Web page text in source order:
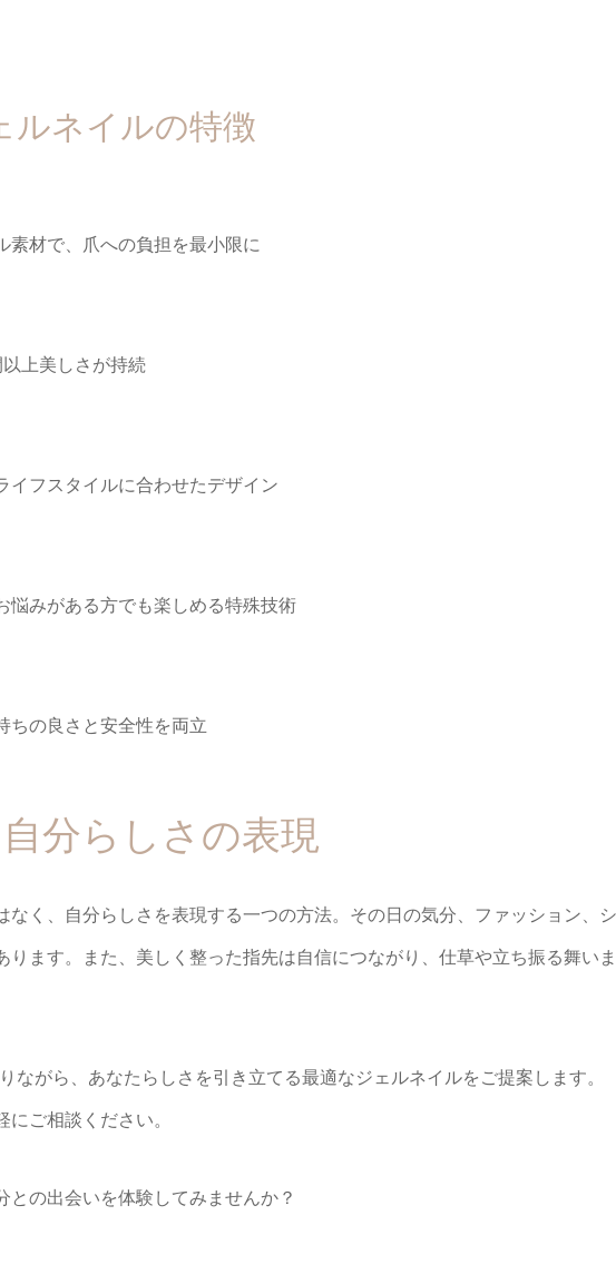
ルネイルの特徴
素材で、爪への負担を最小限に
上美しさが持続
イフスタイルに合わせたデザイン
悩みがある方でも楽しめる特殊技術
ちの良さと安全性を両立
分らしさの表現
なく、自分らしさを表現する一つの方法。その日の気分、ファッション、シ
ります。また、美しく整った指先は自信につながり、仕草や立ち振る舞いま
がら、あなたらしさを引き立てる最適なジェルネイルをご提案します。
ご相談ください。
の出会いを体験してみませんか？